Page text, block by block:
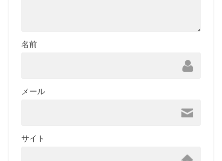
名前
メール
サイト